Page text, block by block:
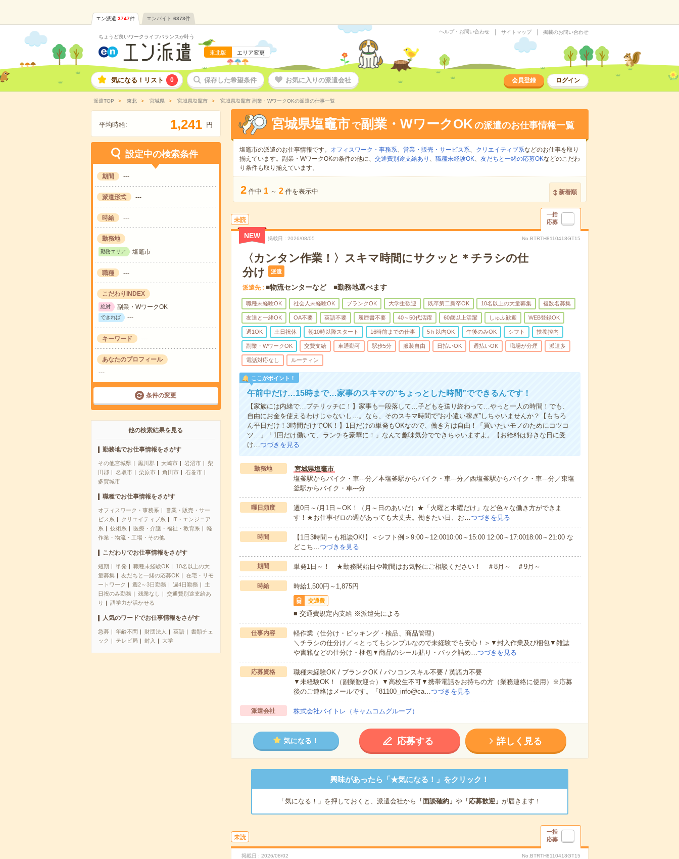
エン派遣 3747件 エンバイト 6373件
ちょうど良いワークライフバランスが叶う
東北版 エリア変更
ヘルプ・お問い合わせ サイトマップ 掲載のお問い合わせ
気になる！リスト 0 保存した希望条件 お気に入りの派遣会社 会員登録 ログイン
派遣TOP 東北 宮城県 宮城県塩竈市 宮城県塩竈市 副業・WワークOKの派遣の仕事一覧
平均時給: 1,241 円
設定中の検索条件
期間 ---
派遣形式 ---
時給 ---
勤務地
勤務エリア 塩竈市
職種 ---
こだわりINDEX
絶対 副業・WワークOK
できれば ---
キーワード ---
あなたのプロフィール
---
条件の変更
他の検索結果を見る
勤務地でお仕事情報をさがす
その他宮城県 黒川郡 大崎市 岩沼市
柴
田郡
名取市 栗原市 角田市
石巻市
多賀城市
職種でお仕事情報をさがす
オフィスワーク・事務系
営業・販売・サー
ビス系
クリエイティブ系
IT・エンジニア
系
技術系 医療・介護・福祉・教育系
軽
作業・物流・工場・その他
こだわりでお仕事情報をさがす
短期 単発 職種未経験OK
10名以上の大
量募集
友だちと一緒の応募OK
在宅・リモ
ートワーク
週2～3日勤務 週4日勤務
土
日祝のみ勤務
残業なし
交通費別途支給あ
り
語学力が活かせる
人気のワードでお仕事情報をさがす
急募 年齢不問 財団法人 英語
書類チェ
ック
テレビ局 封入 大学
宮城県塩竈市 で副業・WワークOKの派遣のお仕事情報一覧
塩竈市の派遣のお仕事情報です。 オフィスワーク・事務系、 営業・販売・サービス系、 クリエイティブ系などのお仕事を取り
揃えています。副業・WワークOKの条件の他に、 交通費別途支給あり 、 職種未経験OK、 友だちと一緒の応募OKなどのこだわ
り条件も取り揃えています。
2 件中 1 ～ 2 件を表示中 新着順
未読
一括
応募
NEW 掲載日 2026/08/05 No.BTRTH8110418GT15
〈カンタン作業！〉スキマ時間にサクッと＊チラシの仕
分け
派遣
派遣先 ■物流センターなど ■勤務地選べます
職種未経験OK 社会人未経験OK ブランクOK 大学生歓迎 既卒第二新卒OK 10名以上の大量募集 複数名募集
友達と一緒OK OA不要 英語不要 履歴書不要 40～50代活躍 60歳以上活躍 しゅふ歓迎 WEB登録OK
週1OK 土日祝休 朝10時以降スタート 16時前までの仕事 5ｈ以内OK 午後のみOK シフト 扶養控内
副業・WワークOK 交費支給 車通勤可 駅歩5分 服装自由 日払いOK 週払いOK 職場が分煙 派遣多
電話対応なし ルーティン
ここがポイント！
午前中だけ…15時まで…家事のスキマの“ちょっとした時間”でできるんです！
【家族には内緒で…プチリッチに！】家事も一段落して…子どもを送り終わって…やっと一人の時間！でも、
自由にお金を使えるわけじゃないし…。なら、そのスキマ時間で“お小遣い稼ぎ”しちゃいませんか？【もちろ
ん平日だけ！3時間だけでOK！】1日だけの単発もOKなので、働き方は自由！「買いたいモノのためにコツコ
ツ…」「1回だけ働いて、ランチを豪華に！」なんて趣味気分でできちゃいますよ。【お給料は好きな日に受
け…つづきを見る
勤務地
宮城県塩竈市
塩釜駅からバイク・車---分／本塩釜駅からバイク・車---分／西塩釜駅からバイク・車---分／東塩
釜駅からバイク・車---分
曜日頻度
週0日～/月1日～OK！（月～日のあいだ）★「火曜と木曜だけ」など色々な働き方ができま
す！★お仕事ゼロの週があっても大丈夫。働きたい日、お…つづきを見る
時間
【1日3時間～も相談OK!】＜シフト例＞9:00～12:0010:00～15:00 12:00～17:0018:00～21:00 な
どこち…つづきを見る
期間 単発1日～！ ★勤務開始日や期間はお気軽にご相談ください！ ＃8月～ ＃9月～
時給 時給1,500円～1,875円
交通費
■ 交通費規定内支給 ※派遣先による
仕事内容
軽作業（仕分け・ピッキング・検品、商品管理）
＼チラシの仕分け／＜とってもシンプルなので未経験でも安心！＞▼封入作業及び梱包▼雑誌
や書籍などの仕分け・梱包▼商品のシール貼り・パック詰め…つづきを見る
応募資格
職種未経験OK / ブランクOK / パソコンスキル不要 / 英語力不要
▼未経験OK！（副業歓迎☆）▼高校生不可▼携帯電話をお持ちの方（業務連絡に使用）※応募
後のご連絡はメールです。「81100_info@ca…つづきを見る
派遣会社 株式会社バイトレ（キャムコムグループ）
気になる！ 応募する 詳しく見る
興味があったら「★気になる！」をクリック！
「気になる！」を押しておくと、派遣会社から 「面談確約」 や「応募歓迎」 が届きます！
未読
一括
応募
掲載日 2026/08/02 No.BTRTH8110418GT15